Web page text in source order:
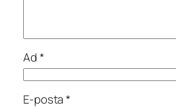
Ad*
E-posta*